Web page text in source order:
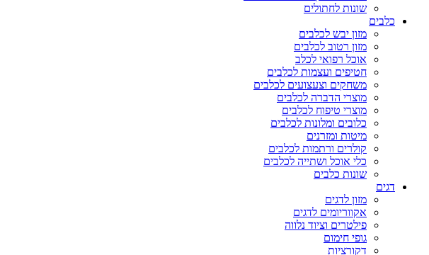
שונות לחתולים
כלבים
מזון יבש לכלבים
מזון רטוב לכלבים
אוכל רפואי לכלב
חטיפים ועצמות לכלבים
משחקים וצעצועים לכלבים
מוצרי הדברה לכלבים
מוצרי טיפוח לכלבים
כלובים ומלונות לכלבים
מיטות ומזרנים
קולרים ורתמות לכלבים
כלי אוכל ושתייה לכלבים
שונות כלבים
דגים
מזון לדגים
אקווריומים לדגים
פילטרים וציוד נלווה
גופי חימום
דקורציות